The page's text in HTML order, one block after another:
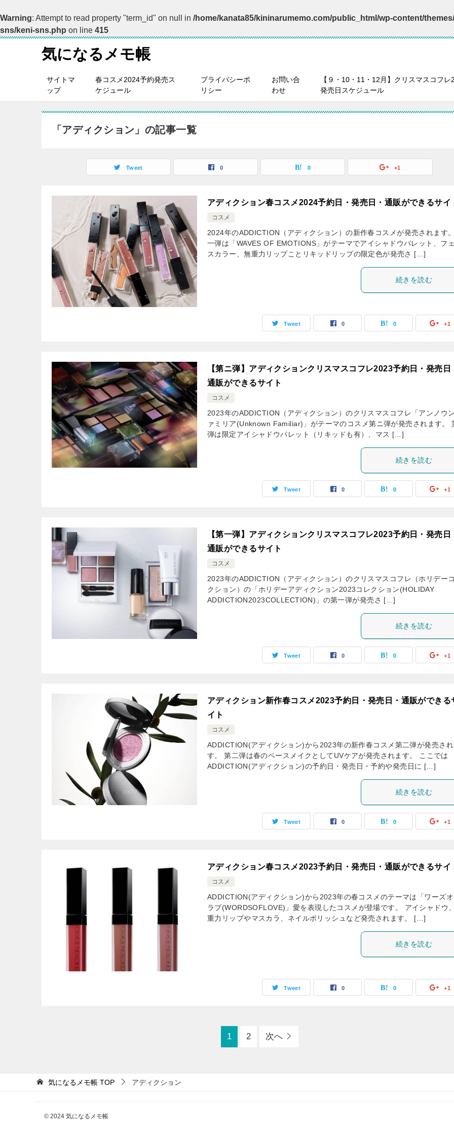
Warning: Attempt to read property "term_id" on null in /home/kanata85/kininarumemo.com/public_html/wp-content/
sns/keni-sns.php on line 415
気になるメモ帳
サイトマ
ップ
春コスメ2024予約発売ス
ケジュール
プライバシーポ
リシー
お問い合
わせ
【９・10・11・12月】クリスマスコフレ
発売日スケジュール
「アディクション」の記事一覧
Tweet 0 0 +1
アディクション春コスメ2024予約日・発売日・通販ができるサイ
コスメ
2024年のADDICTION（アディクション）の新作春コスメが発売されます
一弾は「WAVES OF EMOTIONS」がテーマでアイシャドウパレット、フ
スカラー、無重力リップことリキッドリップの限定色が発売さ […]
続きを読む
Tweet 0 0 +1
【第ニ弾】アディクションクリスマスコフレ2023予約日・発売日
通販ができるサイト
コスメ
2023年のADDICTION（アディクション）のクリスマスコフレ「アンノウ
ァミリア(Unknown Familiar)」がテーマのコスメ第ニ弾が発売されます。
弾は限定アイシャドウパレット（リキッドも有）、マス […]
続きを読む
Tweet 0 0 +1
【第一弾】アディクションクリスマスコフレ2023予約日・発売日
通販ができるサイト
コスメ
2023年のADDICTION（アディクション）のクリスマスコフレ（ホリデー
クション）の「ホリデーアディクション2023コレクション(HOLIDAY
ADDICTION2023COLLECTION)」の第一弾が発売さ […]
続きを読む
Tweet 0 0 +1
アディクション新作春コスメ2023予約日・発売日・通販ができる
イト
コスメ
ADDICTION(アディクション)から2023年の新作春コスメ第二弾が発売され
す。 第二弾は春のベースメイクとしてUVケアが発売されます。 ここでは
ADDICTION(アディクション)の予約日・発売日・予約や発売日に […]
続きを読む
Tweet 0 0 +1
アディクション春コスメ2023予約日・発売日・通販ができるサイ
コスメ
ADDICTION(アディクション)から2023年の春コスメのテーマは「ワーズ
ラブ(WORDSOFLOVE)」愛を表現したコスメが登場です。 アイシャドウ
重力リップやマスカラ、ネイルポリッシュなど発売されます。 […]
続きを読む
Tweet 0 0 +1
1 2 次へ
気になるメモ帳 TOP アディクション
© 2024 気になるメモ帳